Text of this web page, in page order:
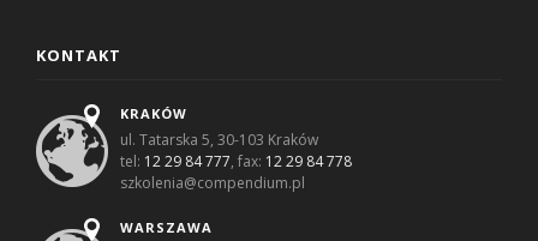
KONTAKT
KRAKÓW
ul. Tatarska 5, 30-103 Kraków
tel: 12 29 84 777, fax: 12 29 84 778
szkolenia@compendium.pl
WARSZAWA